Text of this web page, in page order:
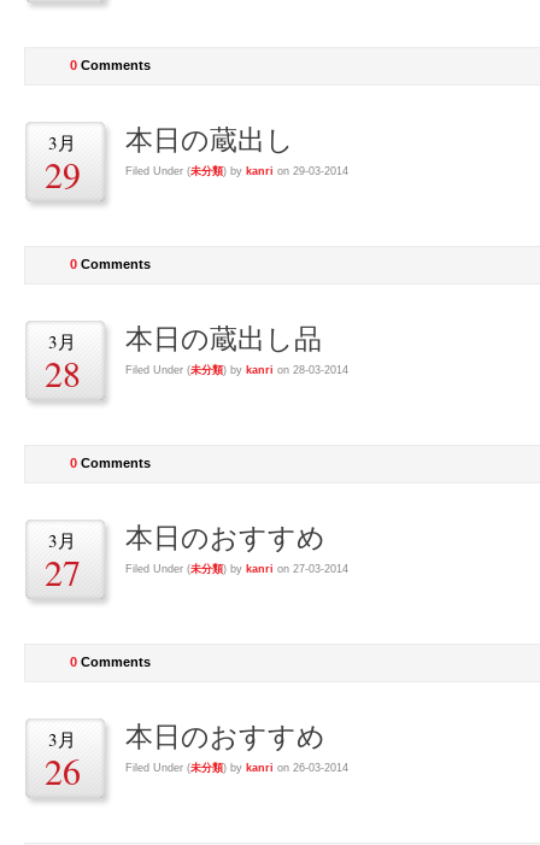
0 Comments
3月
29
本日の蔵出し
Filed Under (未分類) by kanri on 29-03-2014
0 Comments
3月
28
本日の蔵出し品
Filed Under (未分類) by kanri on 28-03-2014
0 Comments
3月
27
本日のおすすめ
Filed Under (未分類) by kanri on 27-03-2014
0 Comments
3月
26
本日のおすすめ
Filed Under (未分類) by kanri on 26-03-2014